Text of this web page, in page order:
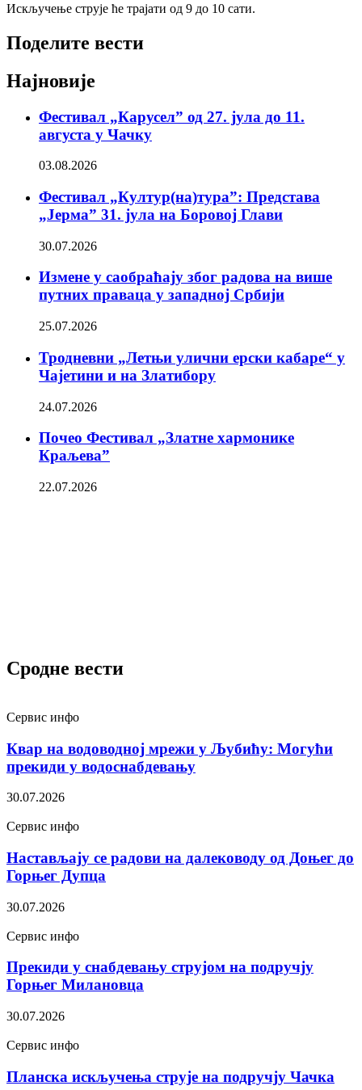
Искључење струје ће трајати од 9 до 10 сати.
Поделите вести
Најновије
Фестивал „Карусел” од 27. јула до 11.
августа у Чачку
03.08.2026
Фестивал „Култур(на)тура”: Представа
„Јерма” 31. јула на Боровој Глави
30.07.2026
Измене у саобраћају због радова на више
путних праваца у западној Србији
25.07.2026
Тродневни „Летњи улични ерски кабаре“ у
Чајетини и на Златибору
24.07.2026
Почео Фестивал „Златне хармонике
Краљева”
22.07.2026
Сродне вести
Сервис инфо
Квар на водоводној мрежи у Љубићу: Могући
прекиди у водоснабдевању
30.07.2026
Сервис инфо
Настављају се радови на далеководу од Доњег до
Горњег Дупца
30.07.2026
Сервис инфо
Прекиди у снабдевању струјом на подручју
Горњег Милановца
30.07.2026
Сервис инфо
Планска искључења струје на подручју Чачка